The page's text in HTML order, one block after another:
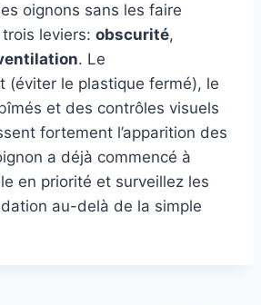
oignons sans les faire
leviers: obscurité,
. Le
(éviter le plastique fermé), le
et des contrôles visuels
fortement l’apparition des
a déjà commencé à
en priorité et surveillez les
au-delà de la simple